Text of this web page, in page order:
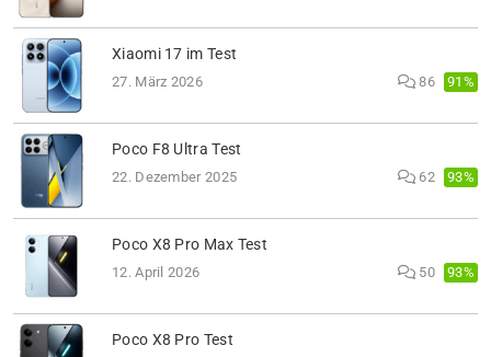
Xiaomi 17 im Test
27. März 2026 86 91%
Poco F8 Ultra Test
22. Dezember 2025 62 93%
Poco X8 Pro Max Test
12. April 2026 50 93%
Poco X8 Pro Test